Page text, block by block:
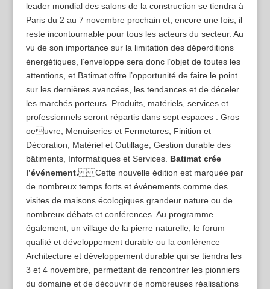
leader mondial des salons de la construction se tiendra à
Paris du 2 au 7 novembre prochain et, encore une fois, il
reste incontournable pour tous les acteurs du secteur. Au
vu de son importance sur la limitation des déperditions
énergétiques, l’enveloppe sera donc l’objet de toutes les
attentions, et Batimat offre l’opportunité de faire le point
sur les dernières avancées, les tendances et de déceler
les marchés porteurs. Produits, matériels, services et
professionnels seront répartis dans sept espaces : Gros
oeuvre, Menuiseries et Fermetures, Finition et
Décoration, Matériel et Outillage, Gestion durable des
bâtiments, Informatiques et Services. Batimat crée
l’événement.Cette nouvelle édition est marquée par
de nombreux temps forts et événements comme des
visites de maisons écologiques grandeur nature ou de
nombreux débats et conférences. Au programme
également, un village de la pierre naturelle, le forum
qualité et développement durable ou la conférence
Architecture et développement durable qui se tiendra les
3 et 4 novembre, permettant de rencontrer les pionniers
du domaine et de découvrir de nombreuses réalisations